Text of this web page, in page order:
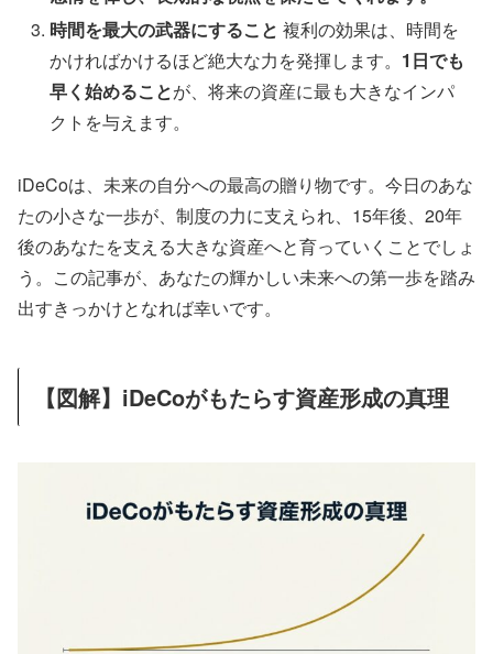
時間を最大の武器にすること 複利の効果は、時間を
かければかけるほど絶大な力を発揮します。 1日でも
早く始めることが、将来の資産に最も大きなインパ
クトを与えます。
iDeCoは、未来の自分への最高の贈り物です。今日のあな
たの小さな一歩が、制度の力に支えられ、15年後、20年
後のあなたを支える大きな資産へと育っていくことでしょ
う。この記事が、あなたの輝かしい未来への第一歩を踏み
出すきっかけとなれば幸いです。
【図解】iDeCoがもたらす資産形成の真理